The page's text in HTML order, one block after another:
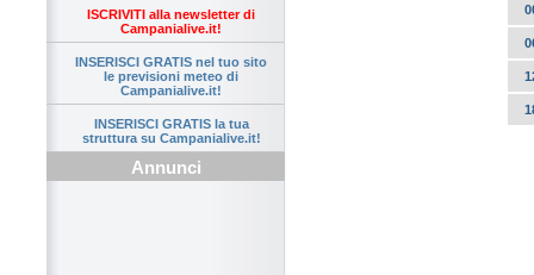
ISCRIVITI alla newsletter di
Campanialive.it!
INSERISCI GRATIS nel tuo sito
le previsioni meteo di
Campanialive.it!
INSERISCI GRATIS la tua
struttura su Campanialive.it!
Annunci